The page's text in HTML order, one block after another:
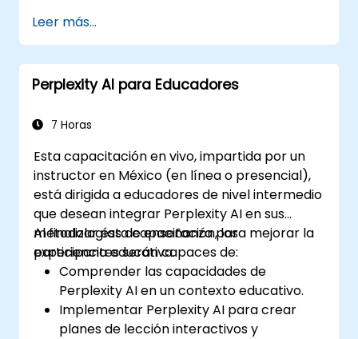
Mejorar su proceso de redacción gracias
a los aportes y sugerencias impulsados
por inteligencia artificial.
Aplicar Perplexity AI en proyectos de
Leer más...
Perplexity AI para Educadores
7 Horas
Esta capacitación en vivo, impartida por un
instructor en México (en línea o presencial),
está dirigida a educadores de nivel intermedio
que desean integrar Perplexity AI en sus
metodologías de enseñanza para mejorar la
experiencia educativa.
Al finalizar esta capacitación, los
participantes serán capaces de:
Comprender las capacidades de
Perplexity AI en un contexto educativo.
Implementar Perplexity AI para crear
planes de lección interactivos y